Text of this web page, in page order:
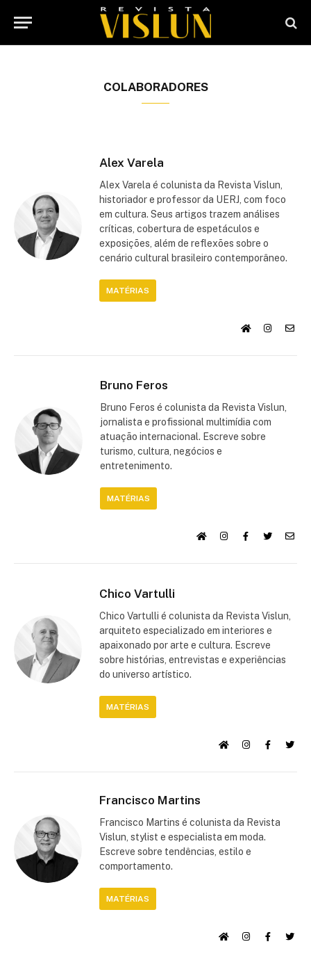
COLABORADORES
Alex Varela
Alex Varela é colunista da Revista Vislun,
historiador e professor da UERJ, com foco
em cultura. Seus artigos trazem análises
críticas, cobertura de espetáculos e
exposições, além de reflexões sobre o
cenário cultural brasileiro contemporâneo.
MATÉRIAS
Bruno Feros
Bruno Feros é colunista da Revista Vislun,
jornalista e profissional multimídia com
atuação internacional. Escreve sobre
turismo, cultura, negócios e
entretenimento.
MATÉRIAS
Chico Vartulli
Chico Vartulli é colunista da Revista Vislun,
arquiteto especializado em interiores e
apaixonado por arte e cultura. Escreve
sobre histórias, entrevistas e experiências
do universo artístico.
MATÉRIAS
Francisco Martins
Francisco Martins é colunista da Revista
Vislun, stylist e especialista em moda.
Escreve sobre tendências, estilo e
comportamento.
MATÉRIAS